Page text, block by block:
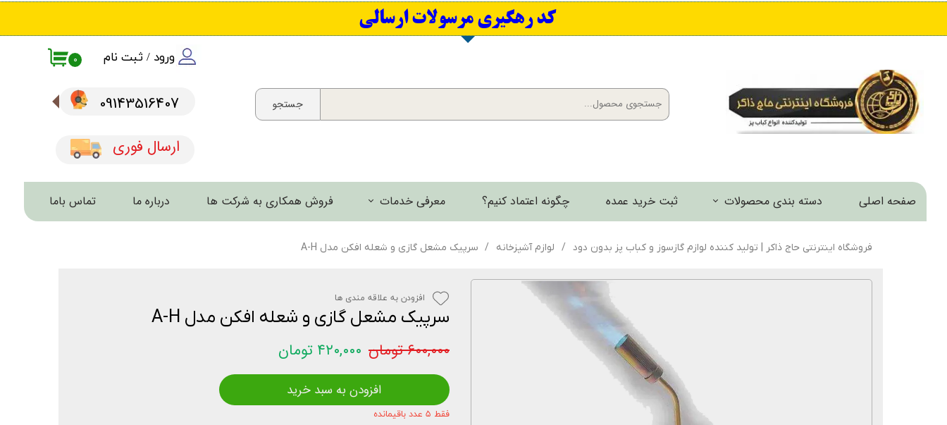
ورود / ثبت نام
تغییر گذر واژه
خروج از حساب کاربری
صفحه اصلی دسته بندی محصولات
کباب پز و منقل
اجاق و مشعل
ثبت خرید عمده چگونه اعتماد کنیم؟ معرفی خدمات
برش لیزری فلزات
گالری فیلم
استعلام قیمت
فروش همکاری به شرکت ها درباره ما تماس باما
۰
جستجو
​کد رهگیری مرسولات ارسالی
09143516407​​​​​​​
ارسال فوری
فروشگاه اینترنتی حاج ذاکر | تولید کننده لوازم گازسوز و کباب پز بدون دود لوازم آشپزخانه سرپیک مشعل گازی و شعله افکن مدل A-H
سرپیک مشعل گازی و شعله افکن مدل A-H
۶۰۰,۰۰۰ تومان
۴۲۰,۰۰۰ تومان
فقط ۵ عدد باقیمانده
افزودن به سبد خرید
افزودن به علاقه مندی ها